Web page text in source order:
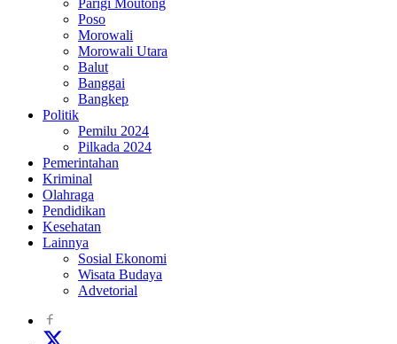
Parigi Moutong
Poso
Morowali
Morowali Utara
Balut
Banggai
Bangkep
Politik
Pemilu 2024
Pilkada 2024
Pemerintahan
Kriminal
Olahraga
Pendidikan
Kesehatan
Lainnya
Sosial Ekonomi
Wisata Budaya
Advetorial